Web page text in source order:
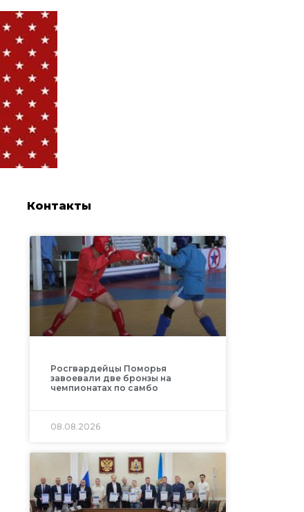
Контакты
Росгвардейцы Поморья
завоевали две бронзы на
чемпионатах по самбо
08.08.2026